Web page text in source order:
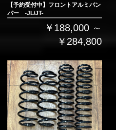
【予約受付中】フロントアルミバン
パー -JL/JT-
￥188,000 ～
￥284,800